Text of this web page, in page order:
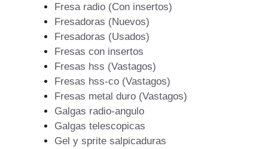
Fresa radio (Con insertos)
Fresadoras (Nuevos)
Fresadoras (Usados)
Fresas con insertos
Fresas hss (Vastagos)
Fresas hss-co (Vastagos)
Fresas metal duro (Vastagos)
Galgas radio-angulo
Galgas telescopicas
Gel y sprite salpicaduras